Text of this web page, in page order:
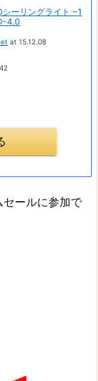
ーリングライト ~1
4.0
at 15.12.08
ールに参加で